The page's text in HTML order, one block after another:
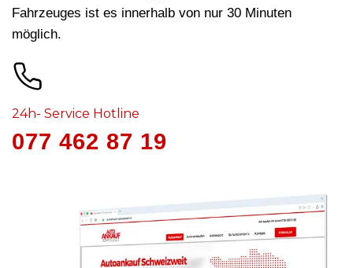
Fahrzeuges ist es innerhalb von nur 30 Minuten
möglich.
24h- Service Hotline
077 462 87 19